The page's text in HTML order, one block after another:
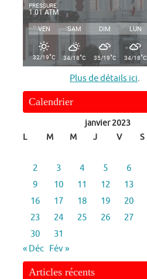
PRESSURE
1.01 ATM
VEN SAM DIM LUN
32/19°C 34/18°C 35/19°C 34/18°C
Plus de détails ici.
Calendrier
janvier 2023
L
M M J V S
2
3 4 5 6
9
10 11 12 13
16
17 18 19 20
23
24 25 26 27
30
31
« Déc Fév »
Articles récents